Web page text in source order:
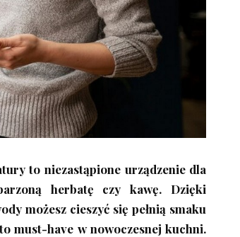
to niezastąpione urządzenie dla
herbatę czy kawę. Dzięki
możesz cieszyć się pełnią smaku
must-have w nowoczesnej kuchni.